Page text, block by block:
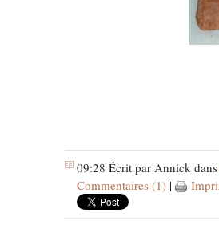
09:28 Écrit par Annick dans
Commentaires (1) |